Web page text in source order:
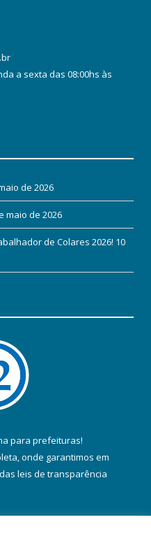
a sexta das 08:00hs às
de 2026
maio de 2026
de Colares 2026! 10
para prefeituras!
onde garantimos em
leis de transparência